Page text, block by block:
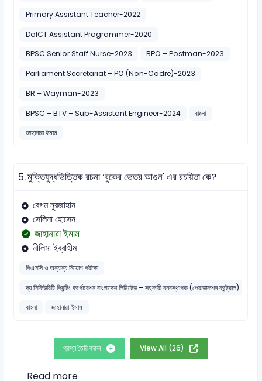
Primary Assistant Teacher-2022
DoICT Assistant Programmer-2020
BPSC Senior Staff Nurse-2023
BPO – Postman-2023
Parliament Secretariat – PO (Non-Cadre)-2023
BR – Wayman-2023
BPSC – BTV – Sub-Assistant Engineer-2024
বাংলা
জাহানারা ইমাম
5.মুক্তিযুদ্ধভিত্তিক রচনা ‘বুকের ভেতর আগুন' এর রচয়িতা কে?
বেগম নুরজাহান
সেলিনা হোসেন
জাহানারা ইমাম
নীলিমা ইব্রাহীম
পিএসসি ও অন্যান্য নিয়োগ পরীক্ষা
দ্য সিকিউরিটি প্রিন্টিং কর্পোরেশন বাংলাদেশ লিমিটেড – সহকারী ব্যবস্থাপক (প্রোডাকশন কন্ট্রোল)
বাংলা
জাহানারা ইমাম
প্রশ্ন তৈরি করুন View All (26)
Read more